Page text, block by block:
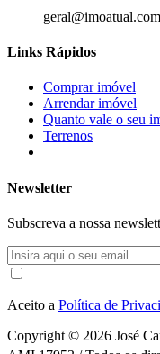
Links Rápidos
Comprar imóvel
Arrendar imóvel
Quanto vale o seu
Terrenos
Newsletter
Subscreva a nossa
Aceito a Política de
Copyright © 2026 José